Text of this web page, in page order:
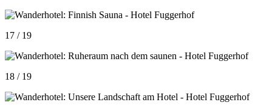
17 / 19
18 / 19